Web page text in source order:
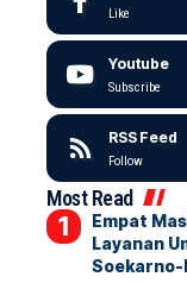
Like
Youtube
Subscribe
RSS Feed
Follow
Most Read
Empat
Layanan